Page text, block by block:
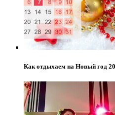
Как отдыхаем на Новый год